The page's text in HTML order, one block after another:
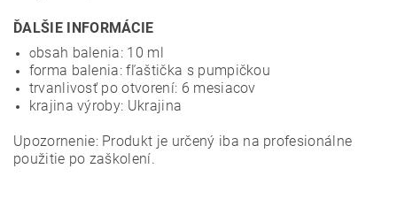
ĎALŠIE INFORMÁCIE
obsah balenia: 10 ml
forma balenia: fľaštička s pumpičkou
trvanlivosť po otvorení: 6 mesiacov
krajina výroby: Ukrajina
Upozornenie: Produkt je určený iba na profesionálne
použitie po zaškolení.